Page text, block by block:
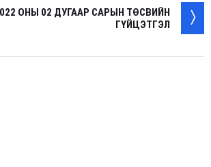
ОНЫ 02 ДУГААР САРЫН ТӨСВИЙН
ГҮЙЦЭТГЭЛ